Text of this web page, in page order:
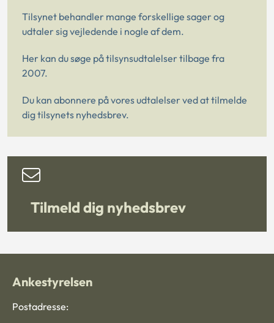
Tilsynet behandler mange forskellige sager og
udtaler sig vejledende i nogle af dem.
Her kan du søge på tilsynsudtalelser tilbage fra
2007.
Du kan abonnere på vores udtalelser ved at tilmelde
dig tilsynets nyhedsbrev.
Tilmeld dig nyhedsbrev
Ankestyrelsen
Postadresse: